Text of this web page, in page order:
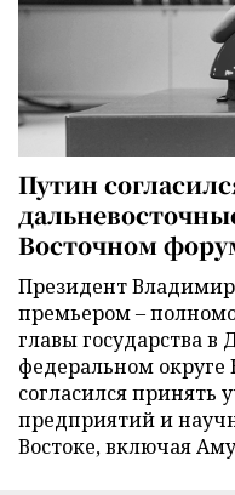
Путин
Восточном
Президент
премьером –
главы государства в
федеральном
согласился принять
предприятий и
Востоке, включая